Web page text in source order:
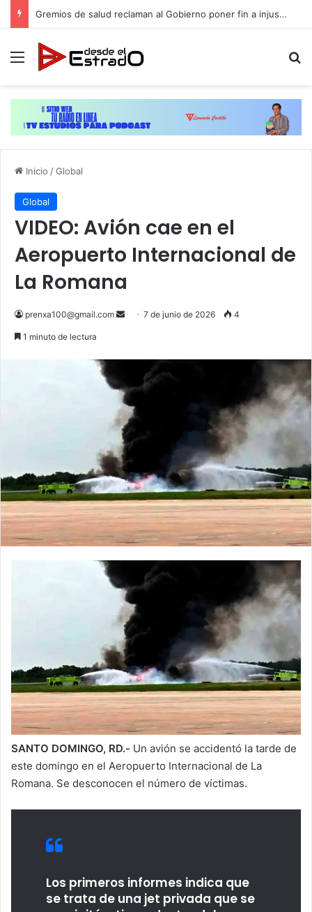
Canciller Álvarez: Oportunidad histórica para aumentar el comercio y las inversiones entre RD y México
Menú
Inicio /Global
Global
VIDEO: Avión cae en el
Aeropuerto Internacional de
La Romana
prenxa100@gmail.com
Send7 de junio de 2026 4
1 minuto de lectura
SANTO DOMINGO, RD.- Un avión se accidentó la tarde de
este domingo en el Aeropuerto Internacional de La
Romana. Se desconocen el número de víctimas.
Los primeros informes indica que
se trata de una jet privada que se